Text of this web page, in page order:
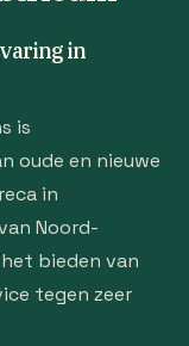
in
is
oude en nieuwe
in
Noord-
bieden van
tegen zeer